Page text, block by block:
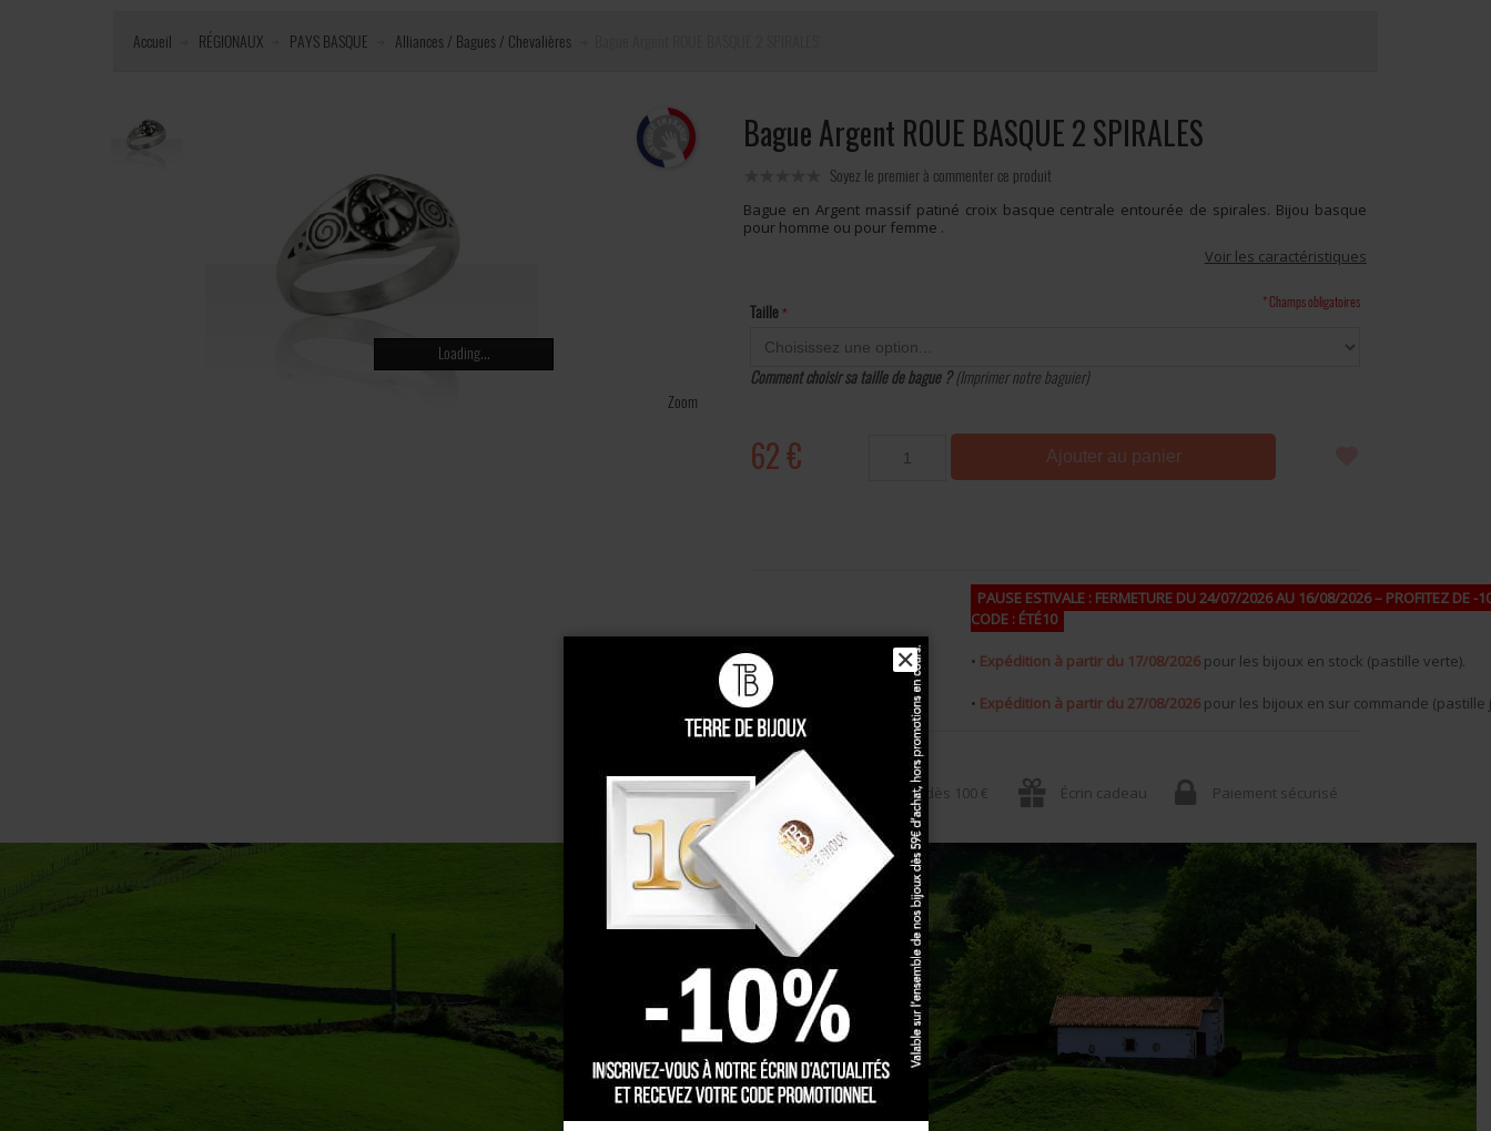
Accueil RÉGIONAUX PAYS BASQUE Alliances / Bagues / Chevalières
Loading...
Zoom
Bague Argent ROUE BASQUE 2 SPIRALES
Soyez le premier à commenter ce produit
Bague en Argent massif patiné croix basque centrale entourée de spirales. Bijou basque
pour homme ou pour femme .
Voir les caractéristiques
Taille
Comment choisir sa taille de bague ?(Imprimer notre baguier)
* Champs obligatoires
62 € Ajouter au panier
2 tailes en stock
PAUSE ESTIVALE : FERMETURE DU 24/07/2026 AU 16/08/2026 – PROFITEZ DE -
CODE : ÉTÉ10
• Expédition à partir du 17/08/2026pour les bijoux en stock (pastille verte).
• Expédition à partir du 27/08/2026pour les bijoux en sur commande (pastille
Livraison gratuitedès 100 € Écrin cadeau Paiement sécurisé
✕